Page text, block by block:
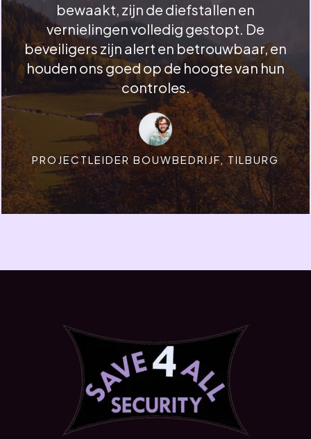
bewaakt, zijn de diefstallen en
vernielingen volledig gestopt. De
beveiligers zijn alert en betrouwbaar, en
houden ons goed op de hoogte van hun
controles.
PROJECTLEIDER BOUWBEDRIJF, TILBURG